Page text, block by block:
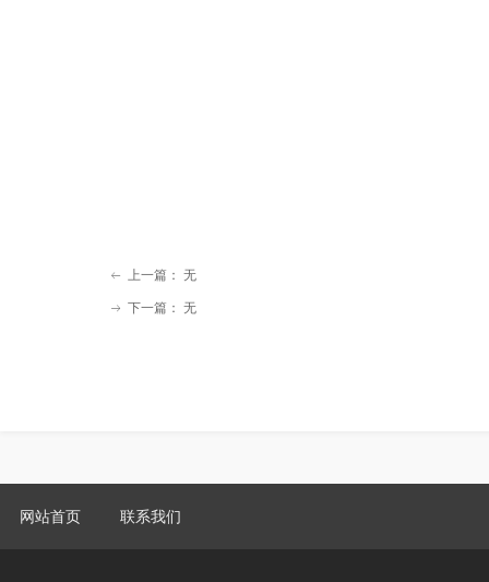
ꂃ 上一篇： 无
ꁹ 下一篇： 无
网站首页 联系我们